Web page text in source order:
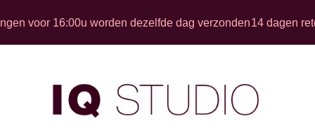
voor 16:00u worden dezelfde dag verzonden14 dagen